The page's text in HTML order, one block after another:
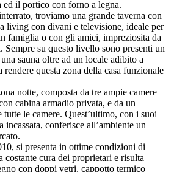
ed il portico con forno a legna.
troviamo una grande taverna con
living con divani e televisione, ideale per
famiglia o con gli amici, impreziosita da
Sempre su questo livello sono presenti un
sauna oltre ad un locale adibito a
questa zona della casa funzionale
notte, composta da tre ampie camere
cabina armadio privata, e da un
tutte le camere. Quest’ultimo, con i suoi
incassata, conferisce all’ambiente un
si presenta in ottime condizioni di
costante cura dei proprietari e risulta
con doppi vetri, cappotto termico